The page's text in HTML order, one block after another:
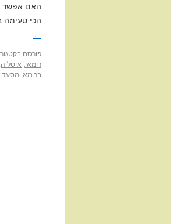
האם אפשר
הכי טעימה
←
פורסם
רומאי, איטליה,
ברומא,